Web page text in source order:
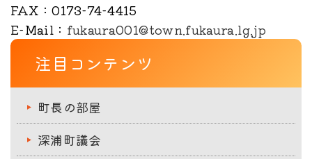
FAX ：0173-74-4415
E-Mail ： fukaura001@town.fukaura.lg.jp
注目コンテンツ
町長の部屋
深浦町議会